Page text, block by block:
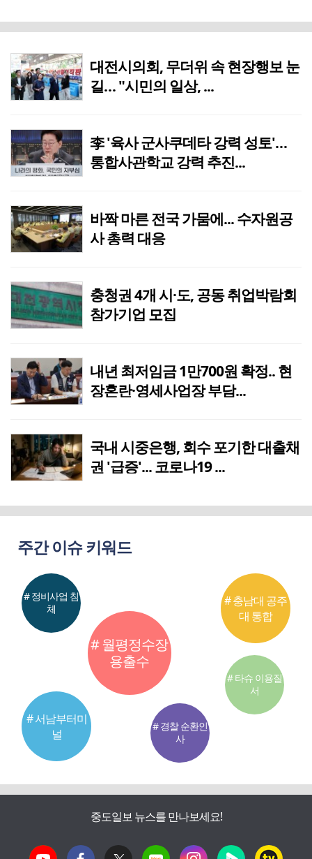
대전시의회, 무더위 속 현장행보 눈
길… "시민의 일상, ...
李 '육사 군사쿠데타 강력 성토'…
통합사관학교 강력 추진...
바짝 마른 전국 가뭄에... 수자원공
사 총력 대응
충청권 4개 시·도, 공동 취업박람회
참가기업 모집
내년 최저임금 1만700원 확정.. 현
장혼란·영세사업장 부담...
국내 시중은행, 회수 포기한 대출채
권 '급증'... 코로나19 ...
주간 이슈 키워드
# 월평정수장
용출수
# 서남부터미
널
# 충남대 공주
대 통합
# 정비사업 침
체
# 경찰 순환인
사
# 타슈 이용질
서
중도일보 뉴스를 만나보세요!